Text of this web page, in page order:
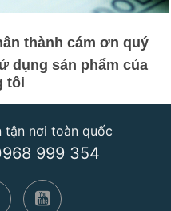
thành cám ơn quý
dụng sản phẩm của
tôi
tận nơi toàn quốc
999 354